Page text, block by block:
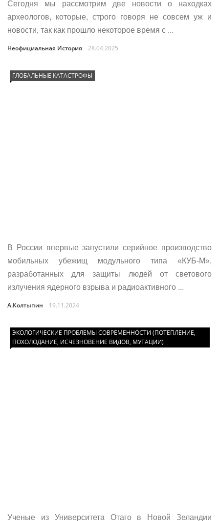
Сегодня мы рассмотрим две новости о находках
археологов, которые, строго говоря не совсем уж и
новости, так как прошло некоторое время с ...
Неофициальная История 28.04.2025
ГЛОБАЛЬНЫЕ КАТАСТРОФЫ
В России впервые запустили серийное производство
мобильных убежищ модульного типа «КУБ-М»,
разработанных для защиты людей от светового
излучения ядерного взрыва и радиоактивного ...
А.Колтыпин 19.11.2024
ЭКОЛОГИЧЕСКИЕ ПРОБЛЕМЫ СОВРЕМЕННОСТИ (ПОТЕПЛЕНИЕ,
ПОХОЛОДАНИЕ, ИСЧЕЗНОВЕНИЕ ВИДОВ, МУТАЦИИ)
Ученые из Университета Отаго в Новой Зеландии